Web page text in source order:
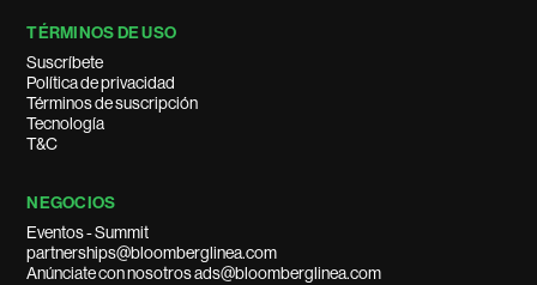
TÉRMINOS DE USO
Suscríbete
Política de privacidad
Términos de suscripción
Tecnología
T&C
NEGOCIOS
Eventos - Summit
partnerships@bloomberglinea.com
Anúnciate con nosotros ads@bloomberglinea.com